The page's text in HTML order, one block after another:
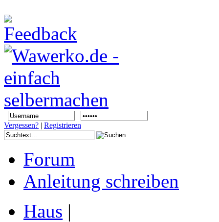
Vergessen? | Registrieren
Forum
Anleitung schreiben
Haus |